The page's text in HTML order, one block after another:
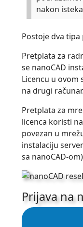
nakon
Postoje dva
Pretplata za
se nanoCAD
Licencu u ovom
na drugi računar.
Pretplata za
licenca koristi
povezan u
instalaciju
sa nanoCAD-
Prijava na